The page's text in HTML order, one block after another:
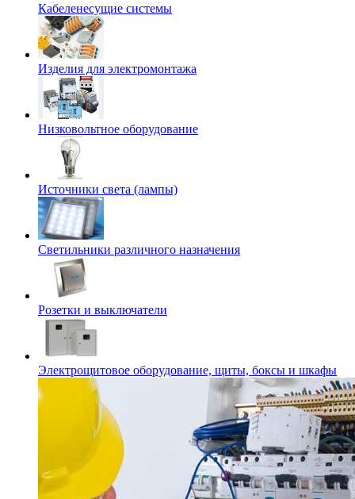
Кабеленесущие системы
Изделия для электромонтажа
Низковольтное оборудование
Источники света (лампы)
Светильники различного назначения
Розетки и выключатели
Электрощитовое оборудование, щиты, боксы и шкафы